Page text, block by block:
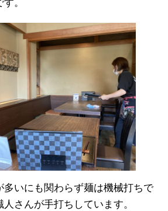
。
多いにも関わらず麺は機械打ちで
さんが手打ちしています。